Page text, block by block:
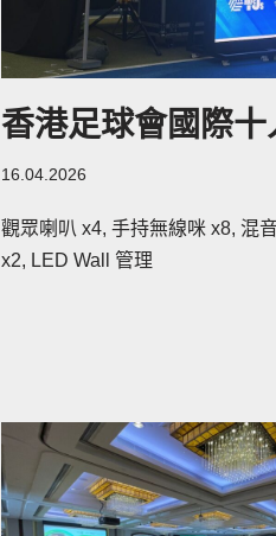
香港足球會國際
16.04.2026
觀眾喇叭 x4, 手持無線咪 x8, 混
x2, LED Wall 管理